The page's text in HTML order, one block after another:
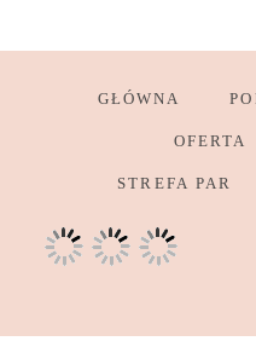
GŁÓWNA
OFERTA
STREFA PAR